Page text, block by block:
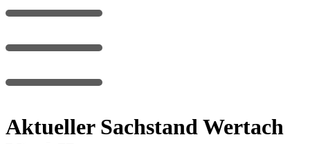
Aktueller Sachstand Wertach